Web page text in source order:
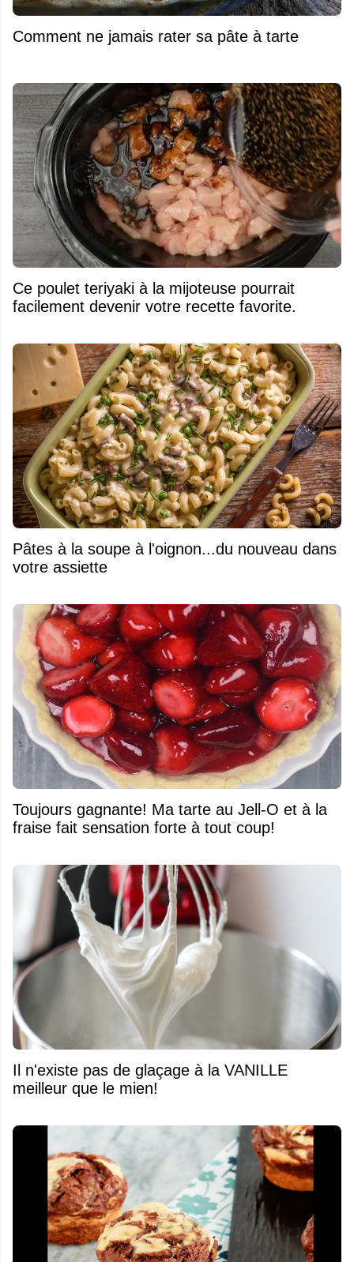
Comment ne jamais rater sa pâte à tarte
Ce poulet teriyaki à la mijoteuse pourrait
facilement devenir votre recette favorite.
Pâtes à la soupe à l'oignon...du nouveau dans
votre assiette
Toujours gagnante! Ma tarte au Jell-O et à la
fraise fait sensation forte à tout coup!
Il n'existe pas de glaçage à la VANILLE
meilleur que le mien!